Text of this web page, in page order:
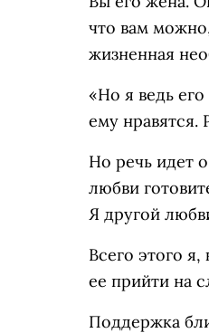
что вам
жизненная
«Но я ведь
ему нравятся.
Но речь идет
любви
Я другой
Всего этого
ее прийти на
Поддержка